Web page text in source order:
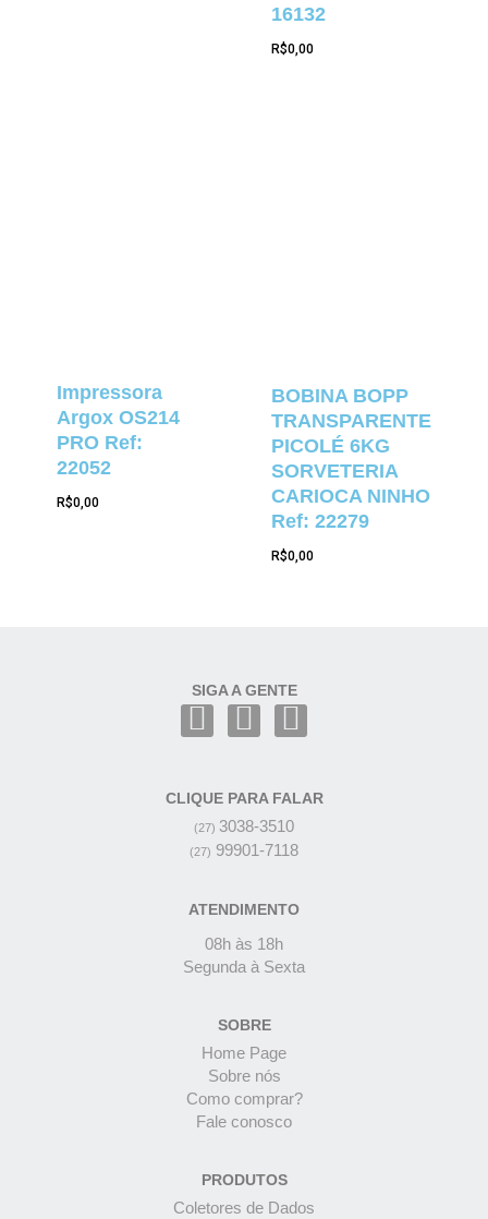
16132
R$0,00
Impressora
Argox OS214
PRO Ref:
22052
R$0,00
BOBINA BOPP
TRANSPARENTE
PICOLÉ 6KG
SORVETERIA
CARIOCA NINHO
Ref: 22279
R$0,00
SIGA A GENTE
CLIQUE PARA FALAR
(27) 3038-3510
(27) 99901-7118
ATENDIMENTO
08h às 18h
Segunda à Sexta
SOBRE
Home Page
Sobre nós
Como comprar?
Fale conosco
PRODUTOS
Coletores de Dados